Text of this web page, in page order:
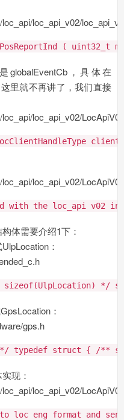
loc_api_v02/
( uint32_t
globalEventCb，具体在
里就不再讲了，我们直接
loc_api_v02/
loc_api_v02/
with the loc_api v02
体需要介绍1下：
：
*/
：
gps.h
typedef struct { /**
现：
loc_api_v02/
loc eng format and